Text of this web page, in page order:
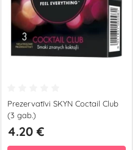
Prezervatīvi SKYN Coctail Club
(3 gab.)
4.20 €